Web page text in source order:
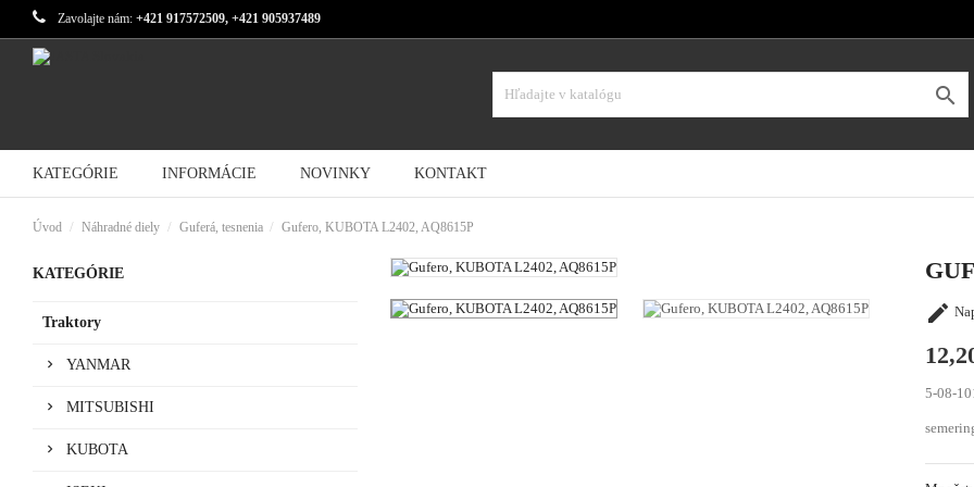
Zavolajte nám: +421 917572509, +421 905937489

KATEGÓRIE INFORMÁCIE NOVINKY KONTAKT
Úvod Náhradné diely Guferá, tesnenia Gufero, KUBOTA L2402, AQ8615P
KATEGÓRIE
Traktory
YANMAR
MITSUBISHI
KUBOTA

5-08-